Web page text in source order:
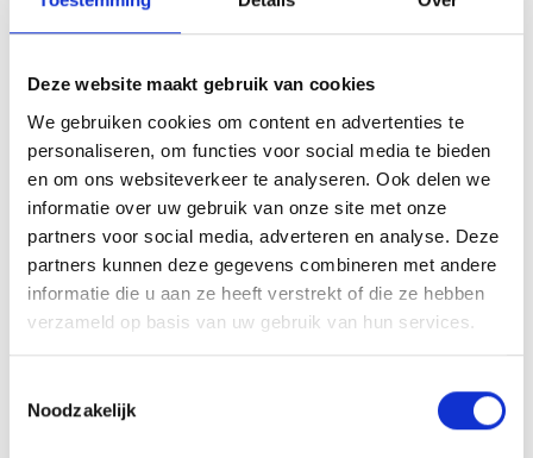
Deze website maakt gebruik van cookies
We gebruiken cookies om content en advertenties te
personaliseren, om functies voor social media te bieden
en om ons websiteverkeer te analyseren. Ook delen we
informatie over uw gebruik van onze site met onze
partners voor social media, adverteren en analyse. Deze
partners kunnen deze gegevens combineren met andere
informatie die u aan ze heeft verstrekt of die ze hebben
verzameld op basis van uw gebruik van hun services.
Noodzakelijk
Kaart- en hoogteprofiel
Impressies